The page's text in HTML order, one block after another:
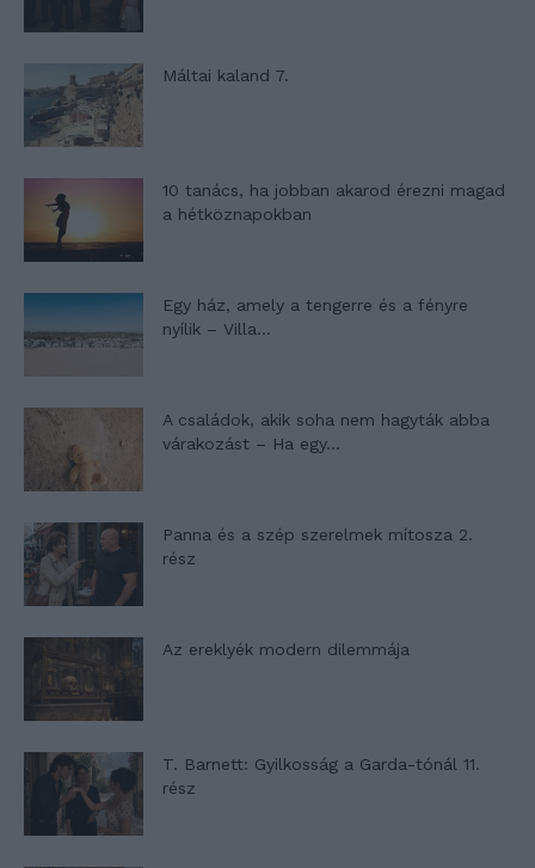
Máltai kaland 7.
10 tanács, ha jobban akarod érezni magad
a hétköznapokban
Egy ház, amely a tengerre és a fényre
nyílik – Villa...
A családok, akik soha nem hagyták abba
várakozást – Ha egy...
Panna és a szép szerelmek mítosza 2.
rész
Az ereklyék modern dilemmája
T. Barnett: Gyilkosság a Garda-tónál 11.
rész